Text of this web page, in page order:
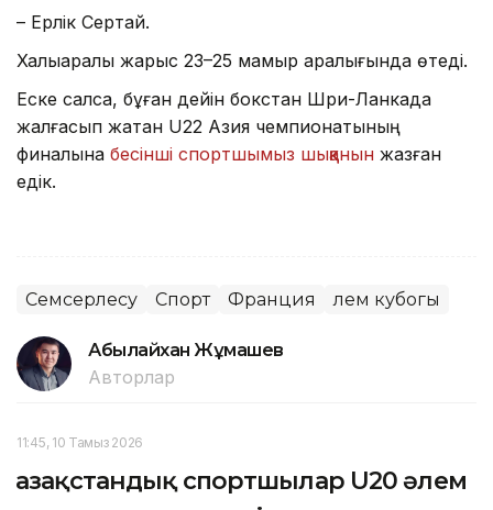
– Ерлік Сертай.
Халықаралық жарыс 23–25 мамыр аралығында өтеді.
Еске салсақ, бұған дейін бокстан Шри-Ланкада
жалғасып жатқан U22 Азия чемпионатының
финалына бесінші спортшымыз шыққанын жазған
едік.
Семсерлесу Спорт Франция әлем кубогы
Абылайхан Жұмашев
Авторлар
11:45, 10 Тамыз 2026
Қазақстандық спортшылар U20 әлем